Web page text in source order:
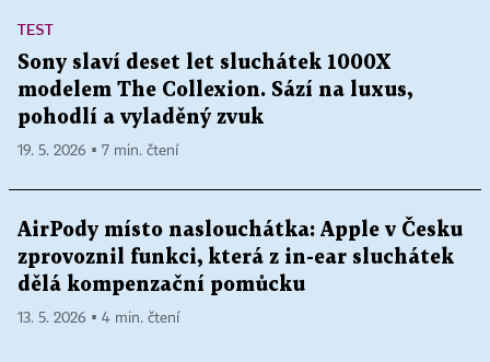
TEST
Sony slaví deset let sluchátek 1000X
modelem The Collexion. Sází na luxus,
pohodlí a vyladěný zvuk
19. 5. 2026 ▪ 7 min. čtení
AirPody místo naslouchátka: Apple v Česku
zprovoznil funkci, která z in-ear sluchátek
dělá kompenzační pomůcku
13. 5. 2026 ▪ 4 min. čtení